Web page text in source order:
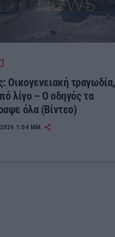
Οικογενειακή τραγωδία,
λίγο – Ο οδηγός τα
όλα (Βίντεο)
1:04 ΜΜ